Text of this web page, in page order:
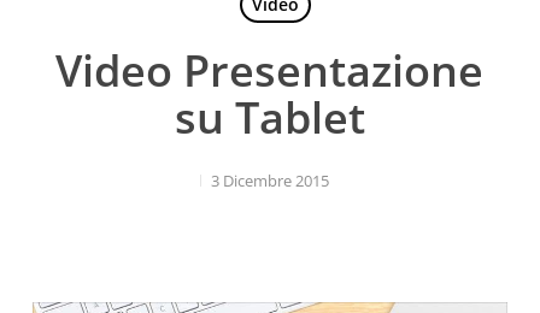
Video Presentazione
su Tablet
3 Dicembre 2015